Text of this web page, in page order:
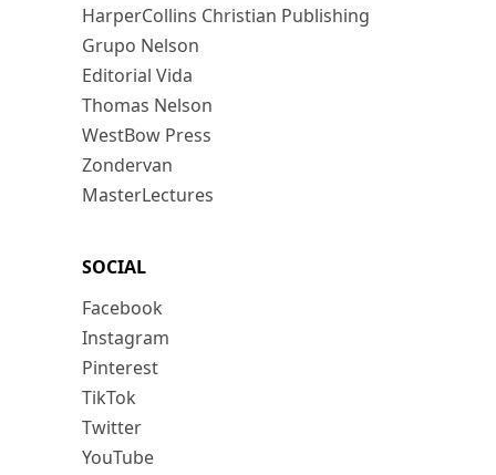
HarperCollins Christian Publishing
Grupo Nelson
Editorial Vida
Thomas Nelson
WestBow Press
Zondervan
MasterLectures
SOCIAL
Facebook
Instagram
Pinterest
TikTok
Twitter
YouTube